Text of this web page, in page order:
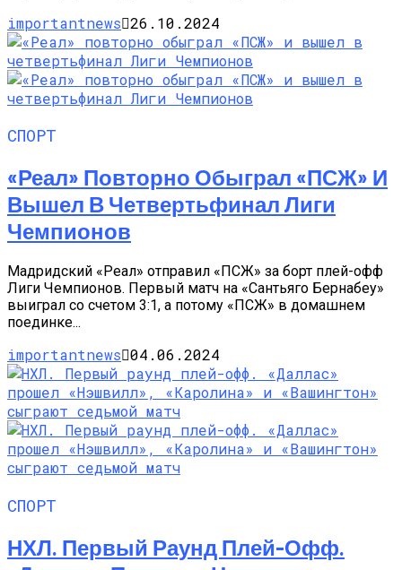
importantnews 26.10.2024
СПОРТ
«Реал» Повторно Обыграл «ПСЖ» И
Вышел В Четвертьфинал Лиги
Чемпионов
Мадридский «Реал» отправил «ПСЖ» за борт плей-офф
Лиги Чемпионов. Первый матч на «Сантьяго Бернабеу»
выиграл со счетом 3:1, а потому «ПСЖ» в домашнем
поединке...
importantnews 04.06.2024
СПОРТ
НХЛ. Первый Раунд Плей-Офф.